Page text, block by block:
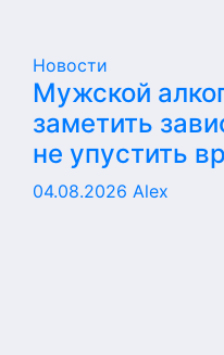
Новости
Мужской
заметить
не упустить
04.08.2026 Alex